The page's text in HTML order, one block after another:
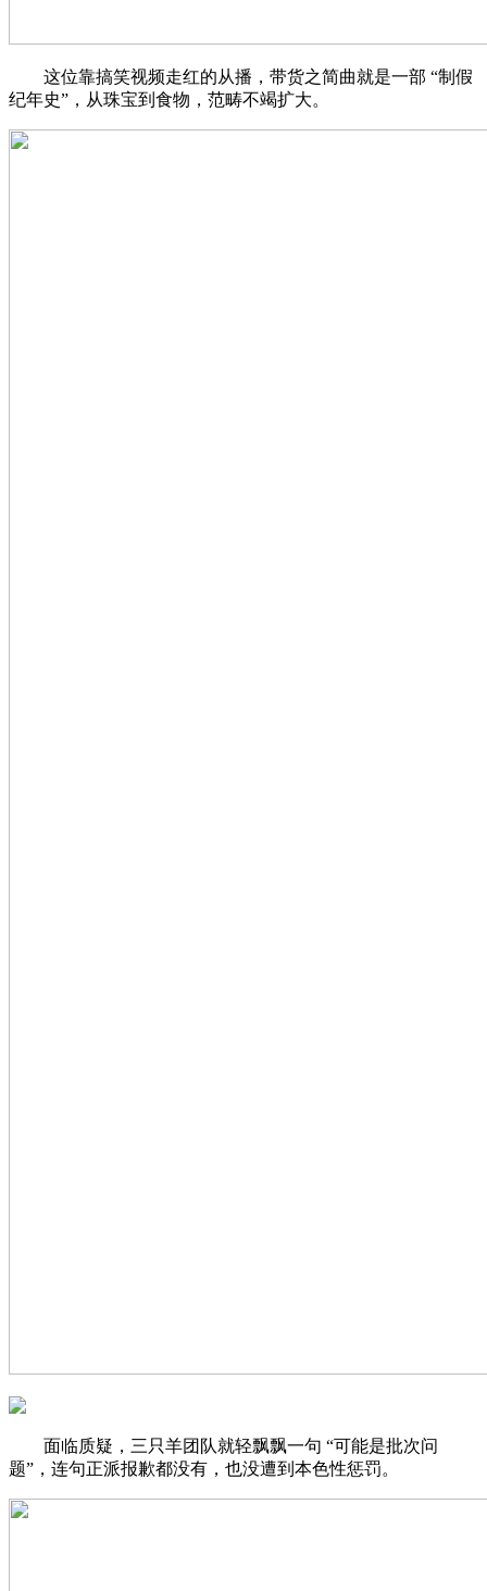
这位靠搞笑视频走红的从播，带货之简曲就是一部 “制假
纪年史”，从珠宝到食物，范畴不竭扩大。
面临质疑，三只羊团队就轻飘飘一句 “可能是批次问
题”，连句正派报歉都没有，也没遭到本色性惩罚。